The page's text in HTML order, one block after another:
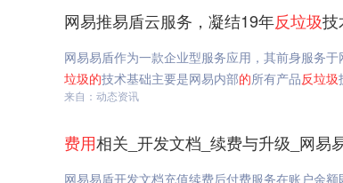
网易推易盾云服务，凝结19年反垃圾技
网易易盾作为一款企业型服务应用，其前身服务于
垃圾的技术基础主要是网易内部的所有产品反垃圾
来自：动态资讯
费用相关_开发文档_续费与升级_网易
网易易盾开发文档充值续费后付费服务在账户余